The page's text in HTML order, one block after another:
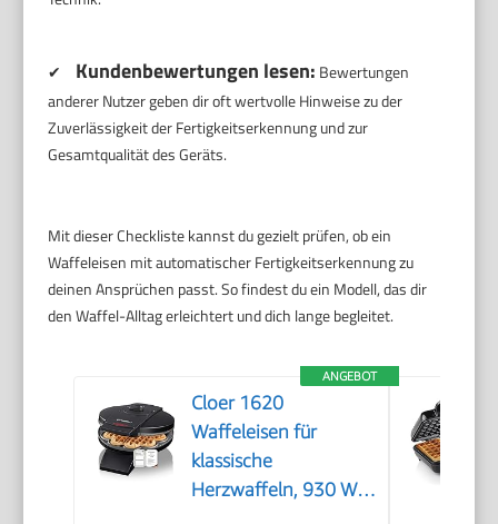
✔ Kundenbewertungen lesen: Bewertungen
anderer Nutzer geben dir oft wertvolle Hinweise zu der
Zuverlässigkeit der Fertigkeitserkennung und zur
Gesamtqualität des Geräts.
Mit dieser Checkliste kannst du gezielt prüfen, ob ein
Waffeleisen mit automatischer Fertigkeitserkennung zu
deinen Ansprüchen passt. So findest du ein Modell, das dir
den Waffel-Alltag erleichtert und dich lange begleitet.
ANGEBOT
Cloer 1620
Waffeleisen für
klassische
Herzwaffeln, 930 W,